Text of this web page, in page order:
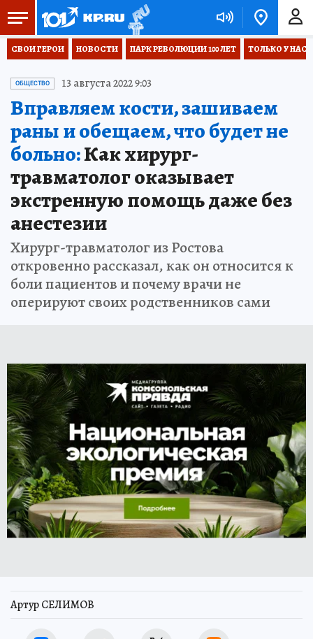
СВОИ ГЕРОИ НОВОСТИ ПАРК РЕВОЛЮЦИИ 100 ЛЕТ ТОЛЬКО У НАС
ОБЩЕСТВО 13 августа 2022 9:03
Вправляем кости, зашиваем
раны и обещаем, что будет не
больно:Как хирург-
травматолог оказывает
экстренную помощь даже без
анестезии
Хирург-травматолог из Ростова
откровенно рассказал, как он относится к
боли пациентов и почему врачи не
оперируют своих родственников сами
Артур СЕЛИМОВ